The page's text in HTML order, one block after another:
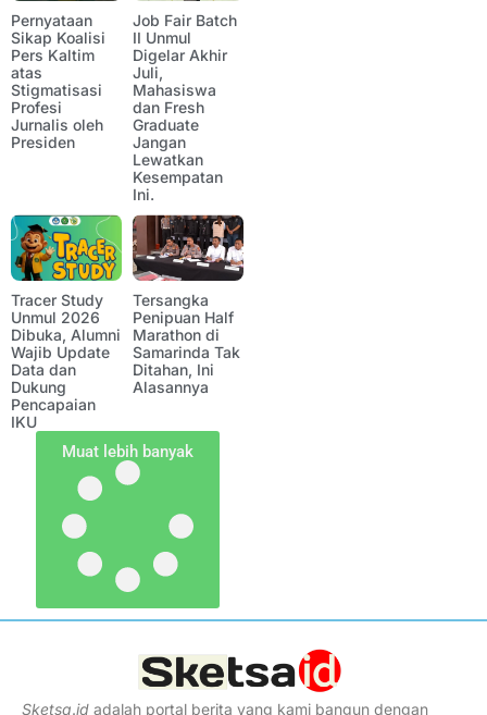
Pernyataan
Sikap Koalisi
Pers Kaltim
atas
Stigmatisasi
Profesi
Jurnalis oleh
Presiden
Job Fair Batch
II Unmul
Digelar Akhir
Juli,
Mahasiswa
dan Fresh
Graduate
Jangan
Lewatkan
Kesempatan
Ini.
Tracer Study
Unmul 2026
Dibuka, Alumni
Wajib Update
Data dan
Dukung
Pencapaian
IKU
Tersangka
Penipuan Half
Marathon di
Samarinda Tak
Ditahan, Ini
Alasannya
Muat lebih banyak
Sketsa.id adalah portal berita yang kami bangun dengan